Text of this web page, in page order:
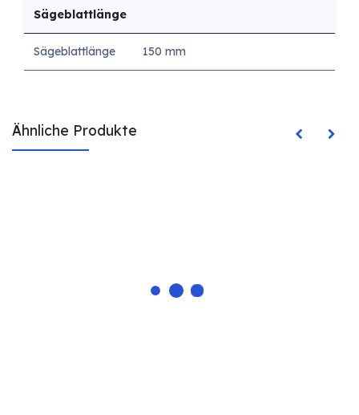
Sägeblattlänge
Sägeblattlänge 150 mm
Ähnliche Produkte